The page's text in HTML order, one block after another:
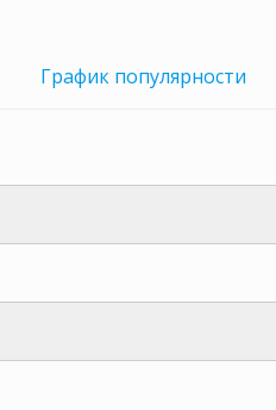
График популярности